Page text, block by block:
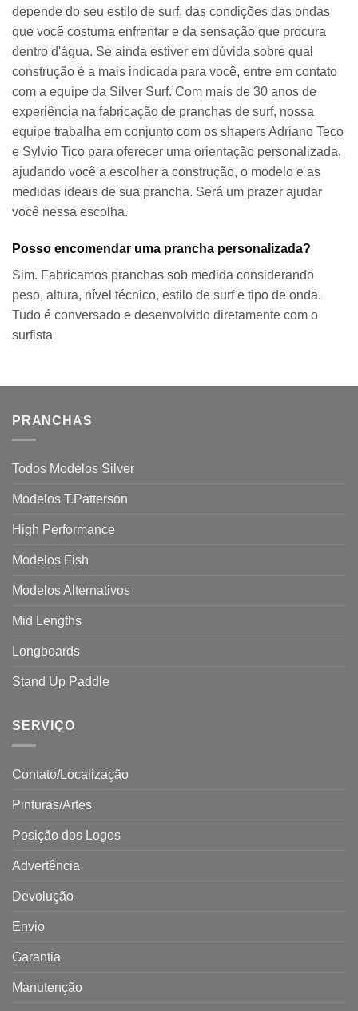
depende do seu estilo de surf, das condições das ondas
que você costuma enfrentar e da sensação que procura
dentro d'água. Se ainda estiver em dúvida sobre qual
construção é a mais indicada para você, entre em contato
com a equipe da Silver Surf. Com mais de 30 anos de
experiência na fabricação de pranchas de surf, nossa
equipe trabalha em conjunto com os shapers Adriano Teco
e Sylvio Tico para oferecer uma orientação personalizada,
ajudando você a escolher a construção, o modelo e as
medidas ideais de sua prancha. Será um prazer ajudar
você nessa escolha.
Posso encomendar uma prancha personalizada?
Sim. Fabricamos pranchas sob medida considerando
peso, altura, nível técnico, estilo de surf e tipo de onda.
Tudo é conversado e desenvolvido diretamente com o
surfista
PRANCHAS
Todos Modelos Silver
Modelos T.Patterson
High Performance
Modelos Fish
Modelos Alternativos
Mid Lengths
Longboards
Stand Up Paddle
SERVIÇO
Contato/Localização
Pinturas/Artes
Posição dos Logos
Advertência
Devolução
Envio
Garantia
Manutenção